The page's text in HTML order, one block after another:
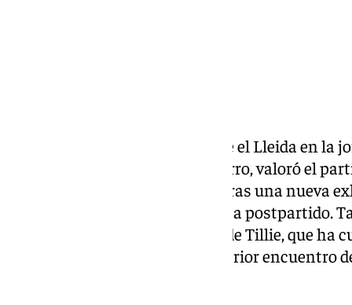
Tras la victoria del Unicaja ante el Lleida en la
Unicaja Baloncesto, Ibon Navarro, valoró el
Eso sí, quiso rebajar la euforia tras una nueva
habitual en sus ruedas de prensa postpartido.
de sus jugadores, como el caso de Tillie, que
pista tras su descarte en el anterior encuentro